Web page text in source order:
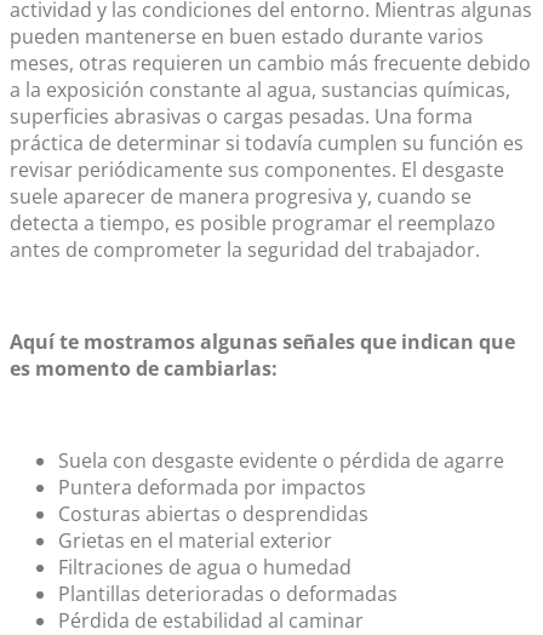
actividad y las condiciones del entorno. Mientras algunas
pueden mantenerse en buen estado durante varios
meses, otras requieren un cambio más frecuente debido
a la exposición constante al agua, sustancias químicas,
superficies abrasivas o cargas pesadas. Una forma
práctica de determinar si todavía cumplen su función es
revisar periódicamente sus componentes. El desgaste
suele aparecer de manera progresiva y, cuando se
detecta a tiempo, es posible programar el reemplazo
antes de comprometer la seguridad del trabajador.
Aquí te mostramos algunas señales que indican que
es momento de cambiarlas:
Suela con desgaste evidente o pérdida de agarre
Puntera deformada por impactos
Costuras abiertas o desprendidas
Grietas en el material exterior
Filtraciones de agua o humedad
Plantillas deterioradas o deformadas
Pérdida de estabilidad al caminar